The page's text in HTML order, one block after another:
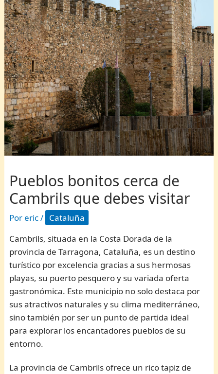
Pueblos bonitos cerca de
Cambrils que debes visitar
Por eric/ Cataluña
Cambrils, situada en la Costa Dorada de la
provincia de Tarragona, Cataluña, es un destino
turístico por excelencia gracias a sus hermosas
playas, su puerto pesquero y su variada oferta
gastronómica. Este municipio no solo destaca por
sus atractivos naturales y su clima mediterráneo,
sino también por ser un punto de partida ideal
para explorar los encantadores pueblos de su
entorno.
La provincia de Cambrils ofrece un rico tapiz de